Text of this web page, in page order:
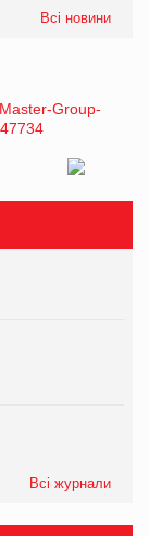
Всі новини
Всі журнали